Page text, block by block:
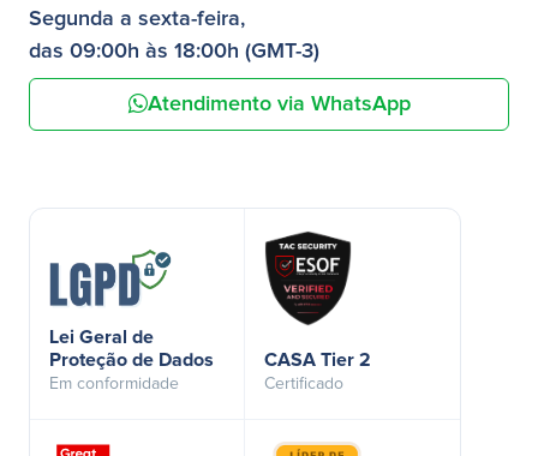
Segunda a sexta-feira,
das 09:00h às 18:00h (GMT-3)
Atendimento via WhatsApp
Lei Geral de
Proteção de Dados
Em conformidade
CASA Tier 2
Certificado